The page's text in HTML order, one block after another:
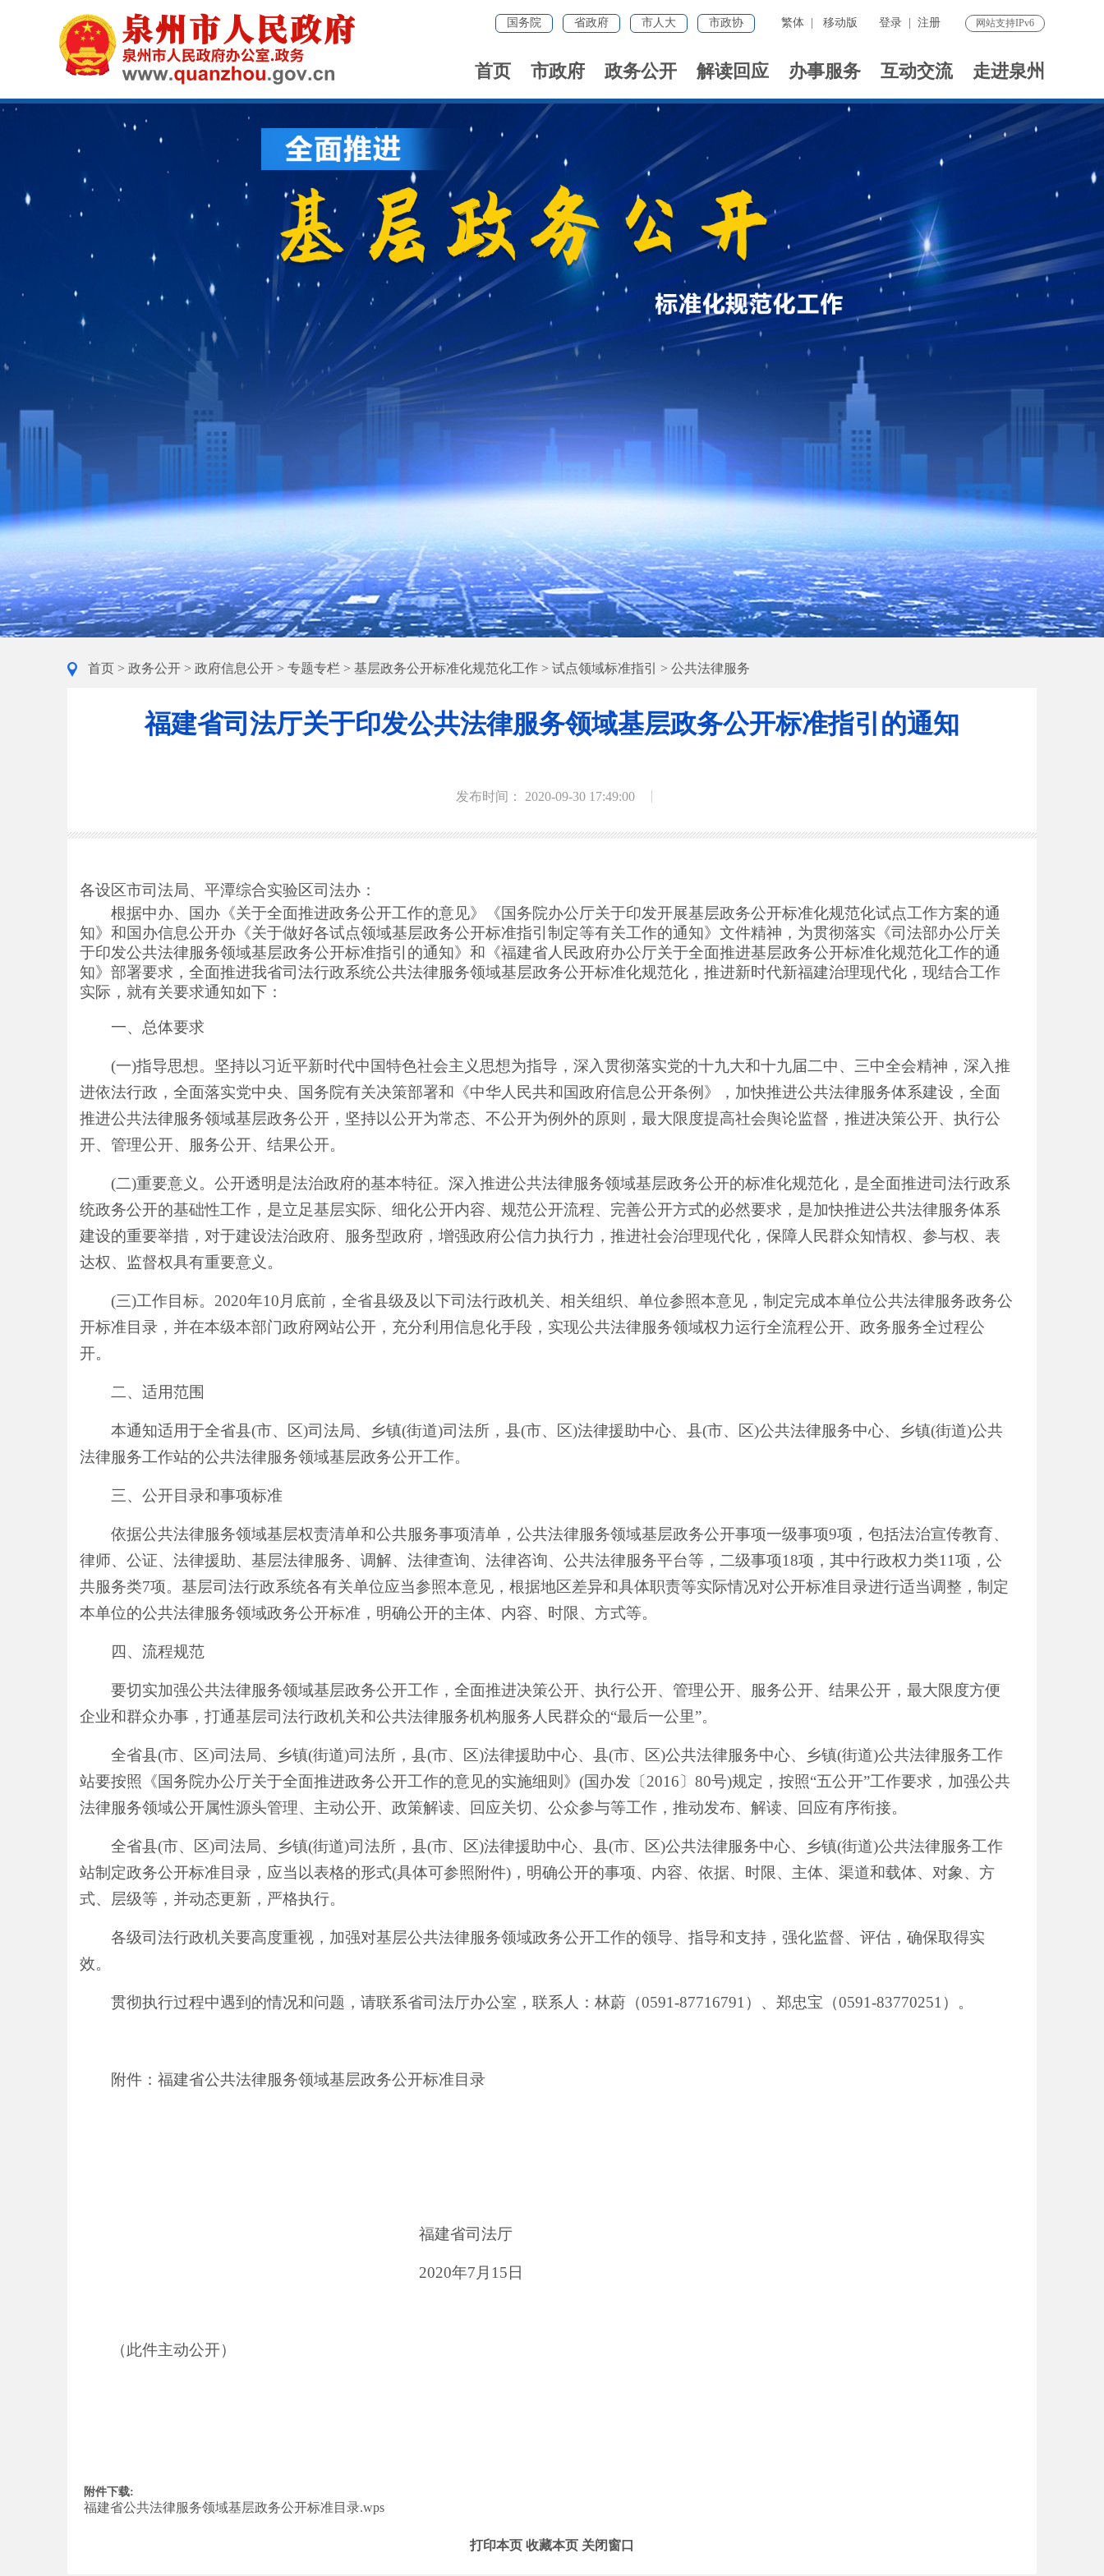
国务院 省政府 市人大 市政协 繁体 移动版 登录 注册 网站支持IPv6
首页 市政府 政务公开 解读回应 办事服务 互动交流 走进泉州
首页 > 政务公开 > 政府信息公开 > 专题专栏 > 基层政务公开标准化规范化工作 > 试点领域标准指引 > 公共法律服务
福建省司法厅关于印发公共法律服务领域基层政务公开标准指引的通知
发布时间： 2020-09-30 17:49:00
各设区市司法局、平潭综合实验区司法办 ：
根据中办、国办《关于全面推进政务公开工作的意见》《国务院办公厅关于印发开展基层政务公开标准化规范化试点工作方案的通
知》和国办信息公开办《关于做好各试点领域基层政务公开标准指引制定等有关工作的通知》 文件精神，为贯彻落实 《司法部办公厅关
于印发公共法律服务领域基层政务公开标准指引的通知》 和 《福建省人民政府办公厅关于全面推进基层政务公开标准化规范化工作的通
知》 部署要求 ， 全面推进我省司法行政系统公共法律服务领域基层政务公开标准化规范化，推进新时代新福建治理现代化，现结合工作
实际，就有关要求通知如下：
一、总体要求
(一)指导思想。 坚持以习近平新时代中国特色社会主义思想为指导，深入贯彻落实党的十九大和十九届二中、三中全会精神，深入推
进依法行政，全面落实党中央、国务院有关决策部署和《中华人民共和国政府信息公开条例》，加快推进公共法律服务体系建设，全面
推进公共法律服务领域基层政务公开，坚持以公开为常态、不公开为例外的原则，最大限度提高社会舆论监督，推进决策公开、执行公
开、管理公开、服务公开、结果公开。
(二)重要意义。 公开透明是法治政府的基本特征。深入推进公共法律服务领域基层政务公开的标准化规范化，是全面推进司法行政系
统政务公开的基础性工作，是立足基层实际、细化公开内容、规范公开流程、完善公开方式的必然要求，是加快推进公共法律服务体系
建设的重要举措，对于建设法治政府、服务型政府，增强政府公信力执行力，推进社会治理现代化，保障人民群众知情权、参与权、表
达权、监督权具有重要意义。
(三)工作目标。 2020年10月底前 ，全省县级及以下司法行政机关、相关组织、单位参照本意见 ， 制定完成本单位公共法律服务政务公
开标准目录 ， 并在本级本部门政府网站公开 ， 充分利用信息化手段，实现公共法律服务领域权力运行全流程公开、政务服务全过程公
开。
二、适用范围
本通知适用于全省县(市、区)司法局、乡镇(街道)司法所，县(市、区)法律援助中心、县(市、区)公共法律服务中心、乡镇(街道)公共
法律服务工作站的公共法律服务领域基层政务公开工作。
三、公开目录和事项标准
依据公共法律服务领域基层权责清单和公共服务事项清单，公共法律服务领域基层政务公开事项一级事项9项，包括法治宣传教育、
律师、公证、法律援助、基层法律服务、调解、法律查询、法律咨询、公共法律服务平台等，二级事项18项，其中行政权力类11项，公
共服务类7项。基层司法行政系统各有关单位应当参照本意见 ，根据地区差异和具体职责等实际情况对公开标准目录进行适当调整，制定
本单位的公共法律服务领域政务公开标准，明确公开的主体、内容、时限、方式等。
四、流程规范
要切实加强公共法律服务领域基层政务公开工作，全面推进决策公开、执行公开、管理公开、服务公开、结果公开，最大限度方便
企业和群众办事，打通基层司法行政机关和公共法律服务机构服务人民群众的“最后一公里”。
全省县(市、区)司法局、乡镇(街道)司法所，县(市、区)法律援助中心、县(市、区)公共法律服务中心、乡镇(街道)公共法律服务工作
站要按照《国务院办公厅关于全面推进政务公开工作的意见的实施细则》(国办发〔2016〕80号)规定，按照“五公开”工作要求，加强公共
法律服务领域公开属性源头管理、主动公开、政策解读、回应关切、公众参与等工作，推动发布、解读、回应有序衔接。
全省县(市、区)司法局、乡镇(街道)司法所，县(市、区)法律援助中心、县(市、区)公共法律服务中心、乡镇(街道)公共法律服务工作
站制定政务公开标准目录，应当以表格的形式(具体可参照附件)，明确公开的事项、内容、依据、时限、主体、渠道和载体、对象、方
式、层级等，并动态更新，严格执行。
各级司法行政机关要高度重视，加强对基层公共法律服务领域政务公开工作的领导、指导和支持，强化监督、评估，确保取得实
效。
贯彻执行过程中遇到的情况和问题，请联系省司法厅办公室，联系人：林蔚（0591-87716791 ）、 郑忠宝（0591-83770251） 。
附件： 福建省公共法律服务领域基层政务公开标准目录
福建省司法厅
2020年7月15日
（此件主动公开）
附件下载:
福建省公共法律服务领域基层政务公开标准目录.wps
打印本页 收藏本页 关闭窗口